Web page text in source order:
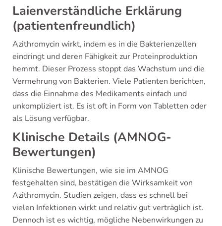
Laienverständliche Erklärung
(patientenfreundlich)
Azithromycin wirkt, indem es in die Bakterienzellen
eindringt und deren Fähigkeit zur Proteinproduktion
hemmt. Dieser Prozess stoppt das Wachstum und die
Vermehrung von Bakterien. Viele Patienten berichten,
dass die Einnahme des Medikaments einfach und
unkompliziert ist. Es ist oft in Form von Tabletten oder
als Lösung verfügbar.
Klinische Details (AMNOG-
Bewertungen)
Klinische Bewertungen, wie sie im AMNOG
festgehalten sind, bestätigen die Wirksamkeit von
Azithromycin. Studien zeigen, dass es schnell bei
vielen Infektionen wirkt und relativ gut verträglich ist.
Dennoch ist es wichtig, mögliche Nebenwirkungen zu